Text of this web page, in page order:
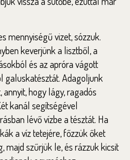
mennyiségű vizet, sózzuk.
keverjünk a lisztből, a
és az apróra vágott
galuskatésztát. Adagoljunk
annyit, hogy lágy, ragadós
kanál segítségével
lévő vízbe a tésztát. Ha
a víz tetejére, főzzük őket
majd szűrjük le, és rázzuk kicsit